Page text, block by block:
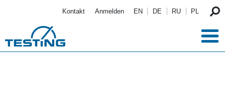
Kontakt Anmelden EN DE RU PL